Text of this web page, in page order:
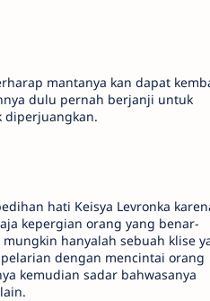
mantanya kan dapat
dulu pernah berjanji untuk
diperjuangkan.
hati Keisya Levronka
kepergian orang yang benar-
hanyalah sebuah klise
dengan mencintai orang
kemudian sadar bahwasanya